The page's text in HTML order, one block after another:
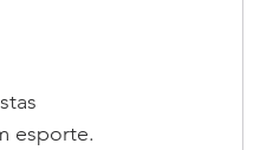
esporte.